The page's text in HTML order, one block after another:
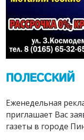
Еженедельная
приглашает Вас
газеты в городе